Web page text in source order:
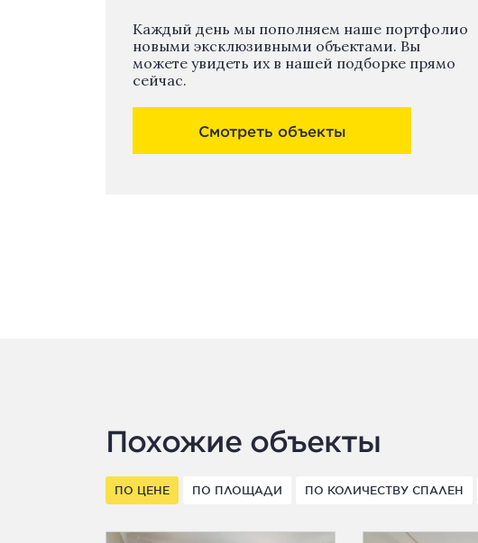
Каждый день мы пополняем наше портфолио
новыми эксклюзивными объектами. Вы
можете увидеть их в нашей подборке прямо
сейчас.
Смотреть объекты
Похожие объекты
ПО ЦЕНЕ ПО ПЛОЩАДИ ПО КОЛИЧЕСТВУ СПАЛЕН